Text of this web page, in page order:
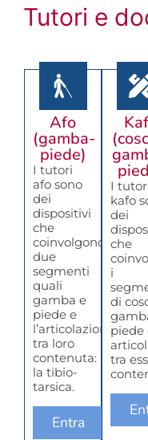
Tutori e
Afo
(gamba-
piede)
I tutori
afo sono
dei
dispositivi
che
coinvolgono
due
segmenti
quali
gamba e
piede e
l’articolazione
tra loro
contenuta:
la tibio-
tarsica.
Entra
I
kafo
dei
che
i
di
piede
tra